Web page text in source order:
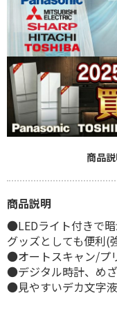
商品
商品説明
●LEDライト付きで
グッズとしても便利(
●オートスキャン/プ
●デジタル時計、め
●見やすいデカ文字